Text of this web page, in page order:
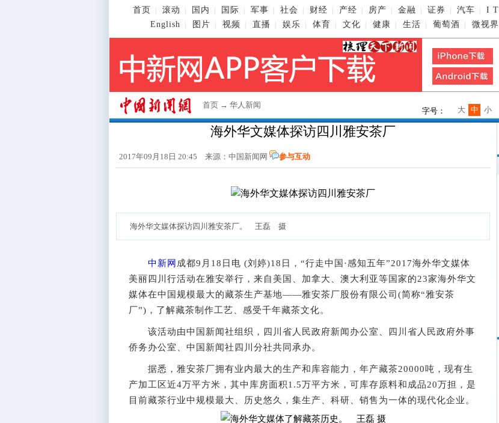
首页 滚动 国内 国际 军事 社会 财经 产经 房产 金融 证券 汽车 I T
English
图片 视频 直播 娱乐 体育 文化 健康 生活 葡萄酒 微视界
首页 → 华人新闻
字号： 小
中
大
海外华文媒体探访四川雅安茶厂
2017年09月18日 20:45 来源： 中国新闻网 参与互动
海外华文媒体探访四川雅安茶厂。 王磊 摄
中新网 成都9月18日电 (刘婷)18日，“行走中国·感知五年”2017海外华文媒体
美丽四川行活动在雅安举行，来自美国、加拿大、澳大利亚等国家的23家海外华文
媒体在中国规模最大的藏茶生产基地——雅安茶厂股份有限公司(简称“雅安茶
厂”)，了解藏茶制作工艺、感受千年藏茶文化。
该活动由中国新闻社组织，四川省人民政府新闻办公室、四川省人民政府外事
侨务办公室、中国新闻社四川分社共同承办。
据悉，雅安茶厂拥有业内最大的生产和库容能力，年产藏茶20000吨，现有生
产加工区近4万平方米，其中库房面积1.5万平方米，可库存原料和成品20万担，是
目前藏茶行业中规模最大、历史悠久，集生产、科研、销售为一体的现代化企业。